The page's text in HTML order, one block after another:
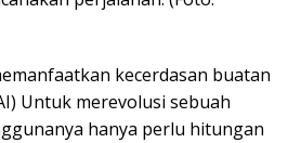
kecerdasan buatan
Untuk merevolusi sebuah
hanya perlu hitungan